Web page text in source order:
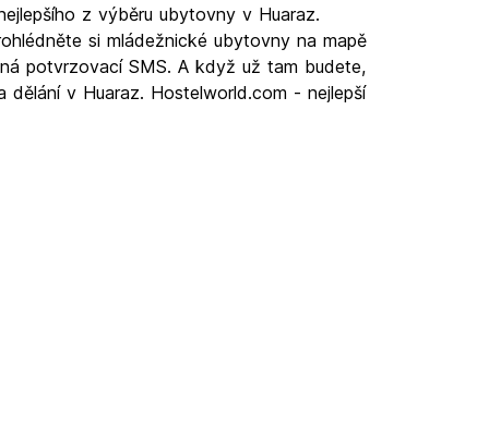
z výběru ubytovny v Huaraz.
si mládežnické ubytovny na mapě
potvrzovací SMS. A když už tam budete,
v Huaraz. Hostelworld.com - nejlepší